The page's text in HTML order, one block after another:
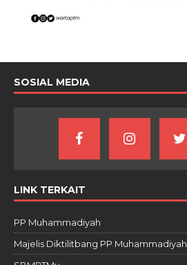
SOSIAL MEDIA
LINK TERKAIT
PP Muhammadiyah
Majelis Diktilitbang PP Muhammadiyah